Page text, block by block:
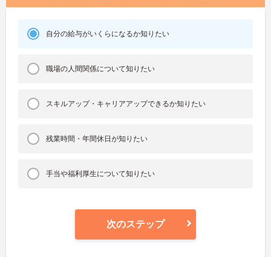
自分の給与がいくらになるか知りたい
職場の人間関係について知りたい
スキルアップ・キャリアアップできるか知りたい
残業時間・年間休日が知りたい
手当や福利厚生について知りたい
次のステップ